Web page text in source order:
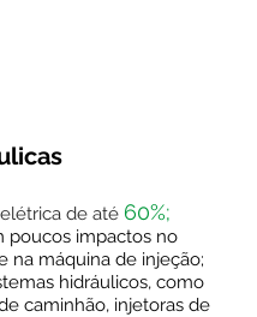
de até 60%;
poucos impactos no
na máquina de injeção;
hidráulicos, como
caminhão, injetoras de